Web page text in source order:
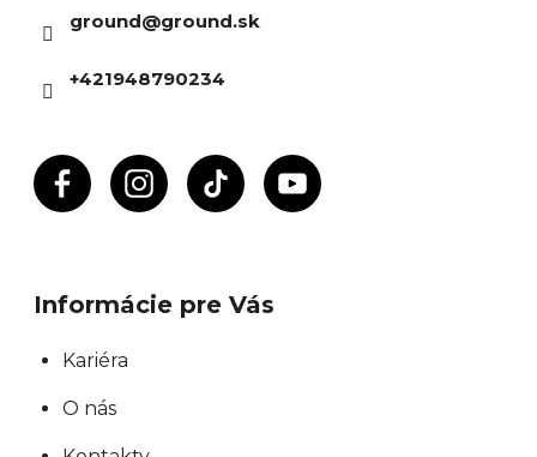
ground@ground.sk
+421948790234
Informácie pre Vás
Kariéra
O nás